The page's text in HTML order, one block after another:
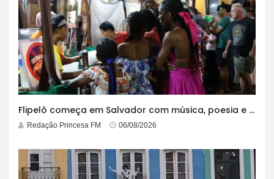
Flipelô começa em Salvador com música, poesia e grande participação
Redação Princesa FM 06/08/2026